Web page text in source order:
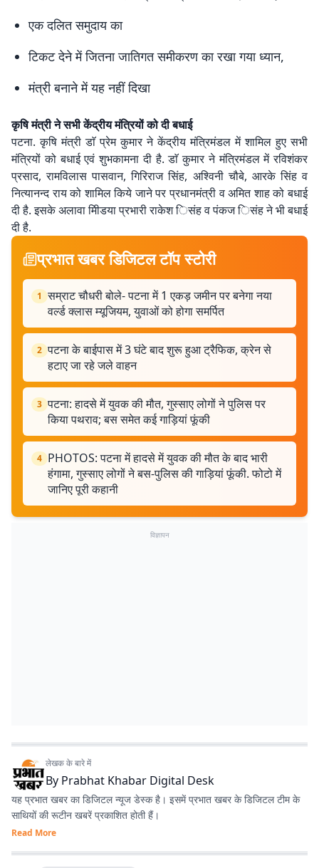
एक दलित समुदाय का
टिकट देने में जितना जातिगत समीकरण का रखा गया ध्यान,
मंत्री बनाने में यह नहीं दिखा
कृषि मंत्री ने सभी केंद्रीय मंत्रियों को दी बधाई
पटना. कृषि मंत्री डाॅ प्रेम कुमार ने केंद्रीय मंत्रिमंडल में शामिल हुए सभी
मंत्रियों को बधाई एवं शुभकामना दी है. डाॅ कुमार ने मंत्रिमंडल में रविशंकर
प्रसाद, रामविलास पासवान, गिरिराज सिंह, अश्विनी चौबे, आरके सिंह व
नित्यानन्द राय को शामिल किये जाने पर प्रधानमंत्री व अमित शाह को बधाई
दी है. इसके अलावा मीिडया प्रभारी राकेश िसंह व पंकज िसंह ने भी बधाई
दी है.
प्रभात खबर डिजिटल टॉप स्टोरी
1 सम्राट चौधरी बोले- पटना में 1 एकड़ जमीन पर बनेगा नया
वर्ल्ड क्लास म्यूजियम, युवाओं को होगा समर्पित
2 पटना के बाईपास में 3 घंटे बाद शुरू हुआ ट्रैफिक, क्रेन से
हटाए जा रहे जले वाहन
3 पटना: हादसे में युवक की मौत, गुस्साए लोगों ने पुलिस पर
किया पथराव; बस समेत कई गाड़ियां फूंकी
4 PHOTOS: पटना में हादसे में युवक की मौत के बाद भारी
हंगामा, गुस्साए लोगों ने बस-पुलिस की गाड़ियां फूंकी. फोटो में
जानिए पूरी कहानी
विज्ञापन
लेखक के बारे में
By Prabhat Khabar Digital Desk
यह प्रभात खबर का डिजिटल न्यूज डेस्क है। इसमें प्रभात खबर के डिजिटल टीम के
साथियों की रूटीन खबरें प्रकाशित होती हैं।
Read More